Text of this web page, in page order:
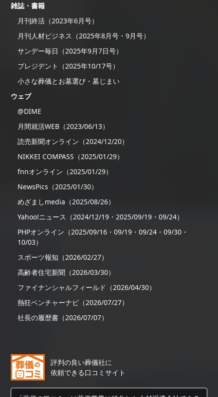
雑誌・書籍
月刊終活（2023年6月号）
月刊人材ビジネス（2025年8月号・9月号）
サンデー毎日（2025年9月7日号）
プレジデント（2025年10/17号）
小さな葬儀とお墓選び・墓じまい
ウェブ
@DIME
月間就活WEB（2023/06/13）
読売新聞オンライン（2024/12/20）
NIKKEI COMPASS（2025/01/29）
fnnオンライン（2025/01/29）
NewsPics（2025/01/30）
めざましmedia（2025/08/26）
Yahoo!ニュース（2024/12/19・2025/09/19・09/24）
PHPオンライン（2025/09/16・09/19・09/24・09/30・
10/03）
スポーツ報知（2026/02/27）
高齢者住宅新聞（2026/03/30）
ファイナンシャルフィールド（2026/04/30）
熱狂ベンチャーナビ（2026/07/27）
社長の履歴書（2026/07/07）
評判の良い葬儀社に
依頼できる口コミサイト